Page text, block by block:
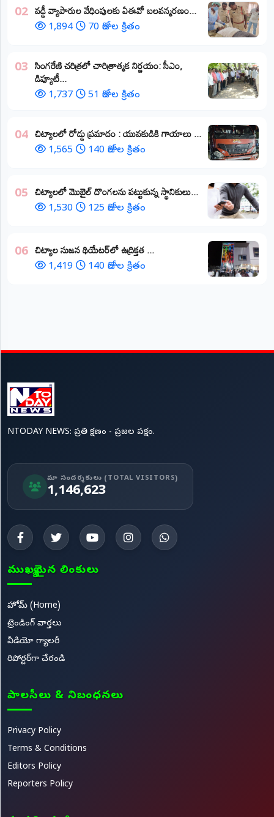
02 వడ్డీ వ్యాపారుల వేధింపులకు ఏఈవో బలవన్మరణం...
1,894 70 రోజుల క్రితం
03 ​సింగరేణి చరిత్రలో చారిత్రాత్మక నిర్ణయం: సీఎం,
డిప్యూటీ...
1,737 51 రోజుల క్రితం
04 చిట్యాలలో రోడ్డు ప్రమాదం : యువకుడికి గాయాలు ​...
1,565 140 రోజుల క్రితం
05 చిట్యాలలో మొబైల్ దొంగలను పట్టుకున్న స్థానికులు...
1,530 125 రోజుల క్రితం
06 చిట్యాల సుజన థియేటర్‌లో ఉద్రిక్తత ...
1,419 140 రోజుల క్రితం
NTODAY NEWS: ప్రతి క్షణం - ప్రజల పక్షం.
మా సందర్శకులు (TOTAL VISITORS)
1,146,623
ముఖ్యమైన లింకులు
హోమ్ (Home)
ట్రెండింగ్ వార్తలు
వీడియో గ్యాలరీ
రిపోర్టర్‌గా చేరండి
పాలసీలు & నిబంధనలు
Privacy Policy
Terms & Conditions
Editors Policy
Reporters Policy